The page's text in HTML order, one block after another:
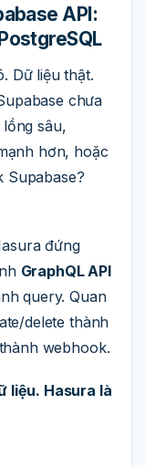
API:
Dữ liệu thật.
chưa
sâu,
hơn, hoặc
Supabase?
đứng
GraphQL API
query. Quan
delete thành
webhook.
liệu. Hasura là